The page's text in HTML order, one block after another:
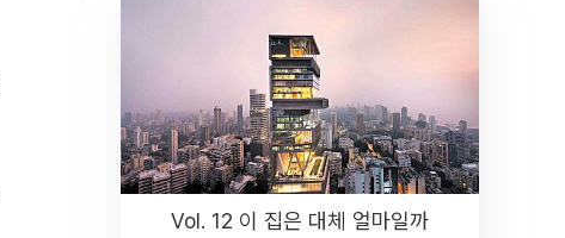
Vol. 12 이 집은 대체 얼마일까